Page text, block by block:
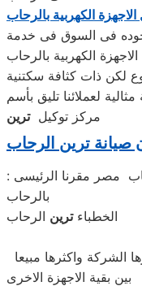
الاجهزة الكهربية بالرحاب
فى السوق فى خدمة
الكهربية بالرحاب
لكن ذات كثافة سكتنية
لعملائنا تليق بأسم
مركز توكيلترين
صيانة ترين الرحاب
مصر مقرنا الرئيسى
بالرحاب
الخطباءترين الرحاب
الشركة واكثرها مبيعا
بين بقية الاجهزة الاخرى